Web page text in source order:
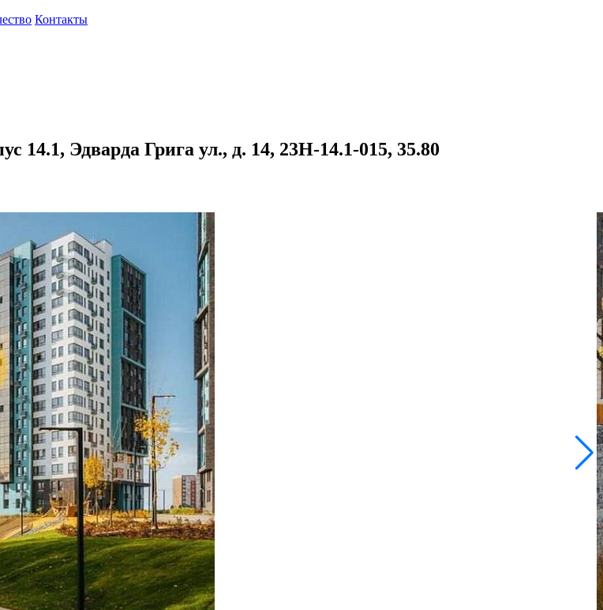
Контакты
Эдварда Грига ул., д. 14, 23Н-14.1-015, 35.80